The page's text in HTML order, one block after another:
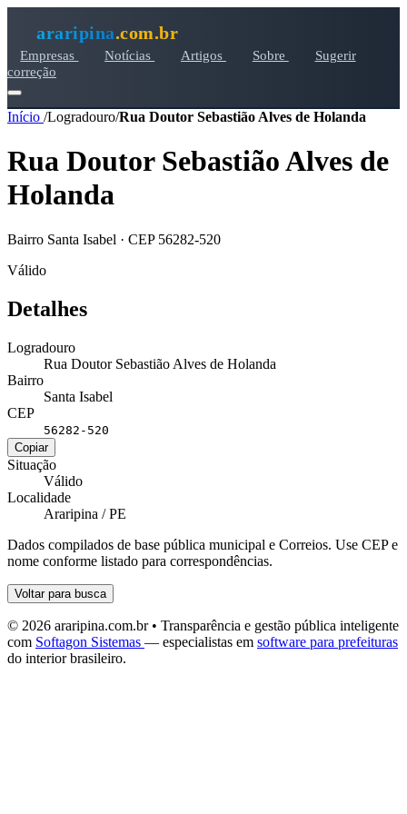
araripina.com.br
Empresas Notícias Artigos Sobre
Sugerir
correção
Início /Logradouro/Rua Doutor Sebastião Alves de Holanda
Rua Doutor Sebastião Alves de
Holanda
Bairro Santa Isabel · CEP 56282-520
Válido
Detalhes
Logradouro
Rua Doutor Sebastião Alves de Holanda
Bairro
Santa Isabel
CEP
56282-520
Copiar
Situação
Válido
Localidade
Araripina / PE
Dados compilados de base pública municipal e Correios. Use CEP e
nome conforme listado para correspondências.
Voltar para busca
© 2026 araripina.com.br • Transparência e gestão pública inteligente
com Softagon Sistemas — especialistas em software para prefeituras
do interior brasileiro.